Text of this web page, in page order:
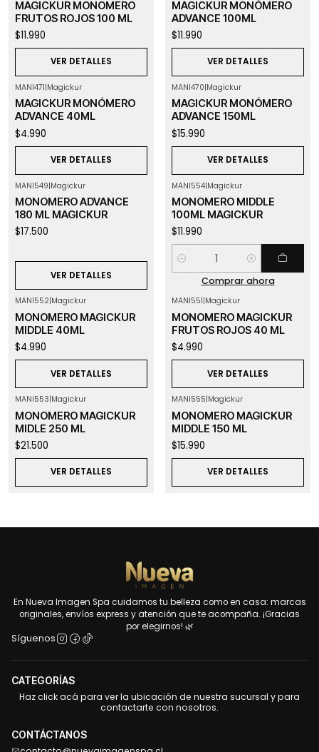
MAGICKUR MONOMERO
FRUTOS ROJOS 100 ML
$11.990
VER DETALLES
MAGICKUR MONÓMERO
ADVANCE 100ML
$11.990
VER DETALLES
MANI471|Magickur
MAGICKUR MONÓMERO
ADVANCE 40ML
$4.990
VER DETALLES
MANI470|Magickur
MAGICKUR MONÓMERO
ADVANCE 150ML
$15.990
VER DETALLES
MANI549|Magickur
MONOMERO ADVANCE
180 ML MAGICKUR
$17.500
VER DETALLES
MANI554|Magickur
MONOMERO MIDDLE
100ML MAGICKUR
$11.990
Cantidad
Comprar ahora
MANI552|Magickur
MONOMERO MAGICKUR
MIDDLE 40ML
$4.990
VER DETALLES
MANI551|Magickur
MONOMERO MAGICKUR
FRUTOS ROJOS 40 ML
$4.990
VER DETALLES
MANI553|Magickur
MONOMERO MAGICKUR
MIDLE 250 ML
$21.500
VER DETALLES
MANI555|Magickur
MONOMERO MAGICKUR
MIDDLE 150 ML
$15.990
VER DETALLES
En Nueva Imagen Spa cuidamos tu belleza como en casa: marcas
originales, envíos express y atención que te acompaña. ¡Gracias
por elegirnos! 🌿
Síguenos
CATEGORÍAS
Haz click acá para ver la ubicación de nuestra sucursal y para
contactarte con nosotros.
CONTÁCTANOS